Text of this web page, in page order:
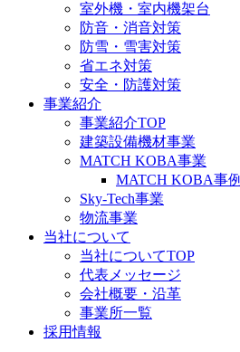
室外機・室内機架台
防音・消音対策
防雪・雪害対策
省エネ対策
安全・防護対策
事業紹介
事業紹介TOP
建築設備機材事業
MATCH KOBA事業
MATCH KOBA事
Sky-Tech事業
物流事業
当社について
当社についてTOP
代表メッセージ
会社概要・沿革
事業所一覧
採用情報